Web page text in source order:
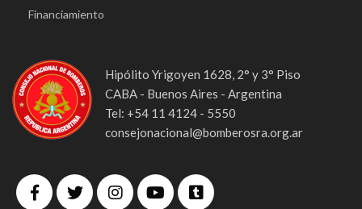
Financiamiento
Hipólito Yrigoyen 1628, 2° y 3° Piso
CABA - Buenos Aires - Argentina
Tel: +54 11 4124 - 5550
consejonacional@bomberosra.org.ar